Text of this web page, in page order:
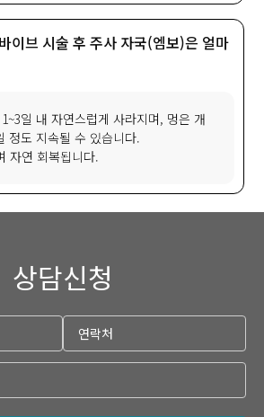
이브 시술 후 주사 자국(엠보)은 얼마
일 내 자연스럽게 사라지며, 멍은 개
정도 지속될 수 있습니다.
자연 회복됩니다.
상담신청